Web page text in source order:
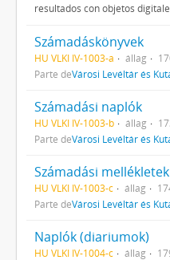
resultados con objetos
Számadáskönyvek
HU VLKI IV-1003-a állag
Parte deVárosi Levéltár és
Számadási naplók
HU VLKI IV-1003-b állag
Parte deVárosi Levéltár és
Számadási mellékletek
HU VLKI IV-1003-c állag
Parte deVárosi Levéltár és
Naplók (diariumok)
HU VLKI IV-1004-c állag